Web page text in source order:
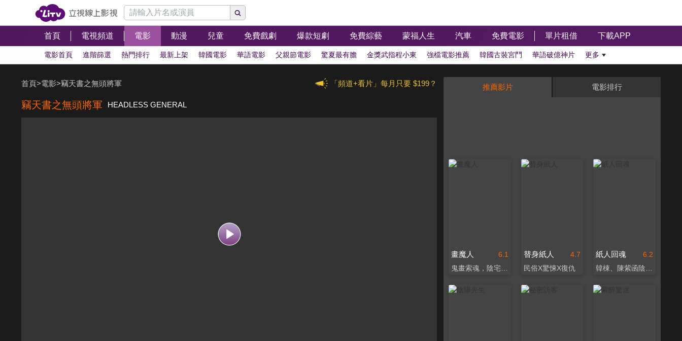
首頁 電視頻道 電影 動漫 兒童 免費戲劇 爆款短劇 免費綜藝 蒙福人生 汽車 免費電影 單片租借 下載APP
電影首頁 進階篩選 熱門排行 最新上架 韓國電影 華語電影 父親節電影 驚夏最有膽 金獎武指程小東 強檔電影推薦 韓國古裝宮鬥 華語破億神片 更多
「頻道+看片」每月只要 $199？
首頁>電影>竊天書之無頭將軍
竊天書之無頭將軍 HEADLESS GENERAL
推薦影片 電影排行
6.1
畫魔人
鬼畫索魂，陰宅奪命
4.7
替身紙人
民俗X驚悚X復仇
6.2
紙人回魂
韓棟、陳紫函陰宅撞邪！